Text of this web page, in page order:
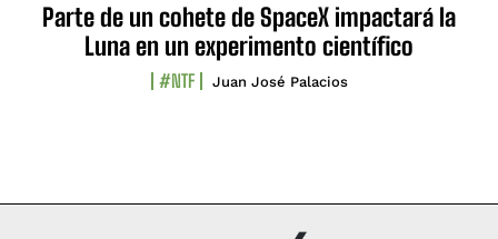
Parte de un cohete de SpaceX impactará la
Luna en un experimento científico
#NTF Juan José Palacios